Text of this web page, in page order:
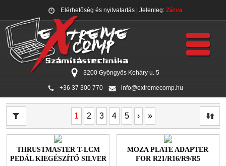
Elérhetőség és nyitvatartás| Jelenleg: Zárva
3200 Gyöngyös Koháry u. 5
+36 37 300 770 info@extremecomp.hu
1 2 3 4 5 › »
THRUSTMASTER T-LCM
PEDÁL KIEGÉSZÍTŐ SILVER
MOZA PLATE ADAPTER
FOR R21/R16/R9/R5